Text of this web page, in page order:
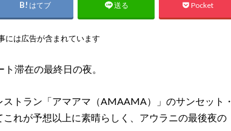
はてブ 送る Pocket
には広告が含まれています
滞在の最終日の夜。
トラン「アマアマ（AMAAMA）」のサンセット・
れが予想以上に素晴らしく、アウラニの最後夜の